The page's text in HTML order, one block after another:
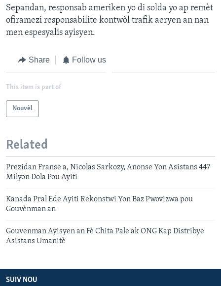
Sepandan, responsab ameriken yo di solda yo ap remèt
ofiramezi responsabilite kontwòl trafik aeryen an nan
men espesyalis ayisyen.
Share Follow us
This item is part of
Nouvèl
Related
Prezidan Franse a, Nicolas Sarkozy, Anonse Yon Asistans 447
Milyon Dola Pou Ayiti
Kanada Pral Ede Ayiti Rekonstwi Yon Baz Pwovizwa pou
Gouvènman an
Gouvenman Ayisyen an Fè Chita Pale ak ONG Kap Distribye
Asistans Umanitè
SUIV NOU